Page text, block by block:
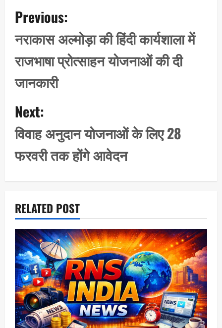
o
s
n
a
v
i
g
a
t
i
o
Previous:
नराकास अल्मोड़ा की हिंदी कार्यशाला में
राजभाषा प्रोत्साहन योजनाओं की दी
जानकारी
Next:
विवाह अनुदान योजनाओं के लिए 28
फरवरी तक होंगे आवेदन
RELATED POST